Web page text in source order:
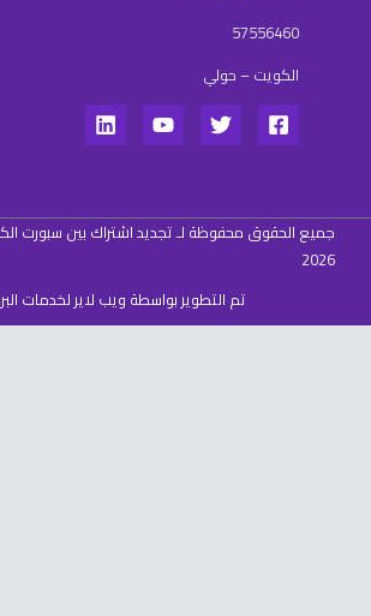
57556460
الكويت – حولي
تم التطوير بواسطة ويب لاير لخدمات البرمجيات